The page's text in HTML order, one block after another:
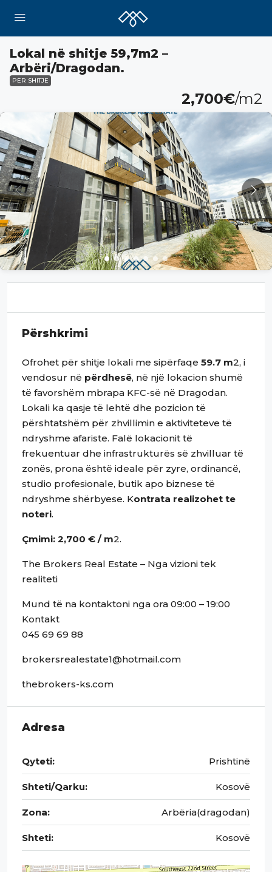
Lokal në shitje 59,7m2 –
Arbëri/Dragodan.
PËR SHITJE
2,700€/m2
Përshkrimi
Ofrohet për shitje lokali me sipërfaqe 59.7 m2, i
vendosur në përdhesë, në një lokacion shumë
të favorshëm mbrapa KFC-së në Dragodan.
Lokali ka qasje të lehtë dhe pozicion të
përshtatshëm për zhvillimin e aktiviteteve të
ndryshme afariste. Falë lokacionit të
frekuentuar dhe infrastrukturës së zhvilluar të
zonës, prona është ideale për zyre, ordinancë,
studio profesionale, butik apo biznese të
ndryshme shërbyese. Kontrata realizohet te
noteri.
Çmimi: 2,700 € / m2.
The Brokers Real Estate – Nga vizioni tek
realiteti
Mund të na kontaktoni nga ora 09:00 – 19:00
Kontakt
045 69 69 88
brokersrealestate1@hotmail.com
thebrokers-ks.com
Adresa
Qyteti: Prishtinë
Shteti/Qarku: Kosovë
Zona: Arbëria(dragodan)
Shteti: Kosovë